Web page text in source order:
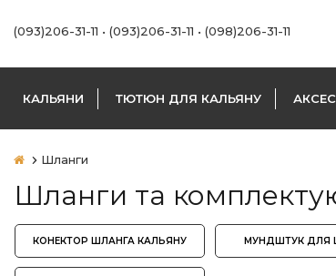
(093)206-31-11 • (093)206-31-11 • (098)206-31-11
КАЛЬЯНИ ТЮТЮН ДЛЯ КАЛЬЯНУ
Шланги
Шланги та
КОНЕКТОР ШЛАНГА КАЛЬЯНУ МУНДШТУК ДЛЯ